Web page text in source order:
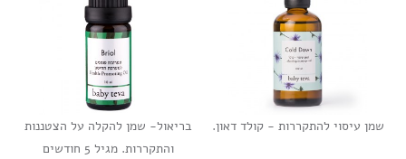
שמן עיסוי להתקררות - קולד דאון.
בריאול- שמן להקלה על הצטננות
והתקררות. מגיל 5 חודשים